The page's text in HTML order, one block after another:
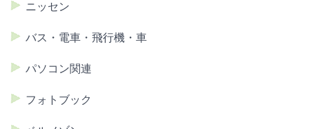
ニッセン
バス・電車・飛行機・車
パソコン関連
フォトブック